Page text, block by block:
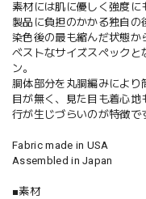
素材には肌に優しく強度に
製品に負担のかかる独自の
染色後の最も縮んだ状態か
ベストなサイズスペックと
ン。
胴体部分を丸胴編みにより
目が無く、見た目も着心
行が生じづらいのが特徴で
Fabric made in USA
Assembled in Japan
■素材